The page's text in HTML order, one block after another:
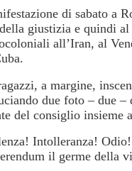
di sabato a
giustizia e quindi
all’Iran, al
a margine,
due foto – due
del consiglio insieme
Intolleranza!
il germe della